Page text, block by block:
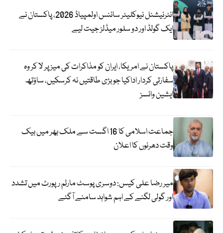
انٹرنیشنل نیوکلیئر سائنس اولمپیاڈ 2026، پاکستان نے
ایک گولڈ اور دو سلور میڈلز جیت لیے
پاکستان نے امریکا، ایران کو مذاکرات کی میز پر لا کر وہ
سفارتی کردار اداکیا جو بڑی طاقتیں نہ کرسکیں، ساؤتھ
ایشین وائسز
جماعت اسلامی کا 16 اگست سے ملک بھر میں بیک
وقت دھرنوں کا اعلان
میر رضا علی کیس: دوسری پوسٹ مارٹم رپورٹ میں تشدد
اور گولی لگنے کے اہم شواہد سامنے آگئے